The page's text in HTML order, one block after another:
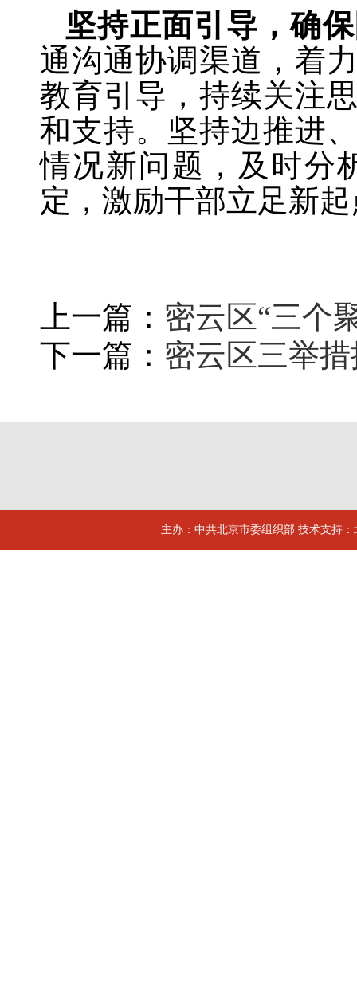
坚持正面引导，确
通沟通协调渠道，着
教育引导，持续关注
和支持。坚持边推进
情况新问题，及时分
定，激励干部立足新
上一篇： 密云区“三个
下一篇： 密云区三举
主办：中共北京市委组织部 技术支持